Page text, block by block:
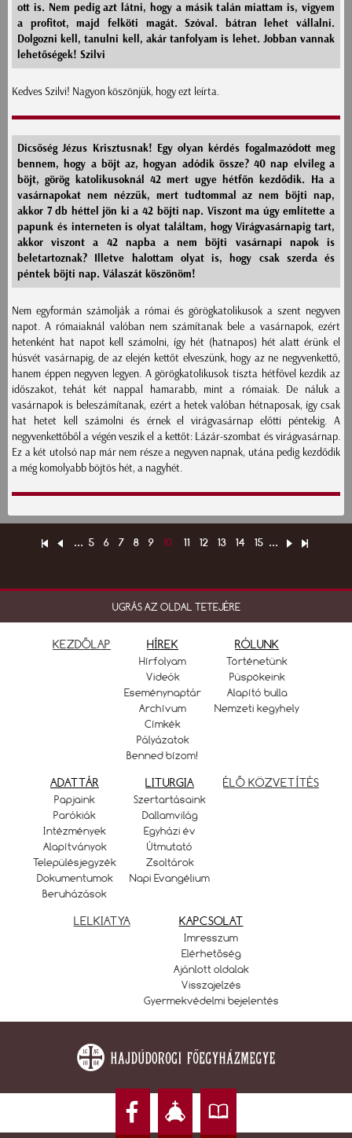
ott is. Nem pedig azt látni, hogy a másik talán miattam is, vigyem
a profitot, majd felköti magát. Szóval. bátran lehet vállalni.
Dolgozni kell, tanulni kell, akár tanfolyam is lehet. Jobban vannak
lehetőségek! Szilvi
Kedves Szilvi! Nagyon köszönjük, hogy ezt leírta.
Dicsőség Jézus Krisztusnak! Egy olyan kérdés fogalmazódott meg
bennem, hogy a böjt az, hogyan adódik össze? 40 nap elvileg a
böjt, görög katolikusoknál 42 mert ugye hétfőn kezdődik. Ha a
vasárnapokat nem nézzük, mert tudtommal az nem böjti nap,
akkor 7 db héttel jön ki a 42 böjti nap. Viszont ma úgy említette a
papunk és interneten is olyat találtam, hogy Virágvasárnapig tart,
akkor viszont a 42 napba a nem böjti vasárnapi napok is
beletartoznak? Illetve halottam olyat is, hogy csak szerda és
péntek böjti nap. Válaszát köszönöm!
Nem egyformán számolják a római és görögkatolikusok a szent negyven
napot. A rómaiaknál valóban nem számítanak bele a vasárnapok, ezért
hetenként hat napot kell számolni, így hét (hatnapos) hét alatt érünk el
húsvét vasárnapig, de az elején kettőt elveszünk, hogy az ne negyvenkettő,
hanem éppen negyven legyen. A görögkatolikusok tiszta hétfővel kezdik az
időszakot, tehát két nappal hamarabb, mint a rómaiak. De náluk a
vasárnapok is beleszámítanak, ezért a hetek valóban hétnaposak, így csak
hat hetet kell számolni és érnek el virágvasárnap előtti péntekig. A
negyvenkettőből a végén veszik el a kettőt: Lázár-szombat és virágvasárnap.
Ez a két utolsó nap már nem része a negyven napnak, utána pedig kezdődik
a még komolyabb böjtös hét, a nagyhét.
... 5 6 7 8 9 10 11 12 13 14 15 ...
UGRÁS AZ OLDAL TETEJÉRE
KEZDŐLAP HÍREK
Hírfolyam
Videók
Eseménynaptár
Archívum
Címkék
Pályázatok
Benned bízom!
RÓLUNK
Történetünk
Püspökeink
Alapító bulla
Nemzeti kegyhely
ADATTÁR
Papjaink
Parókiák
Intézmények
Alapítványok
Településjegyzék
Dokumentumok
Beruházások
LITURGIA
Szertartásaink
Dallamvilág
Egyházi év
Útmutató
Zsoltárok
Napi Evangélium
ÉLŐ KÖZVETÍTÉS
LELKIATYA KAPCSOLAT
Imresszum
Elérhetőség
Ajánlott oldalak
Visszajelzés
Gyermekvédelmi bejelentés